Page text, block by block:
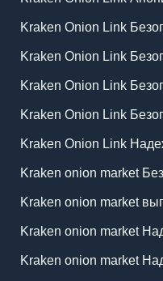
Kraken Onion Link
Kraken Onion Link
Kraken Onion Link
Kraken Onion Link
Kraken Onion Link
Kraken onion market
Kraken onion market
Kraken onion market
Kraken onion market